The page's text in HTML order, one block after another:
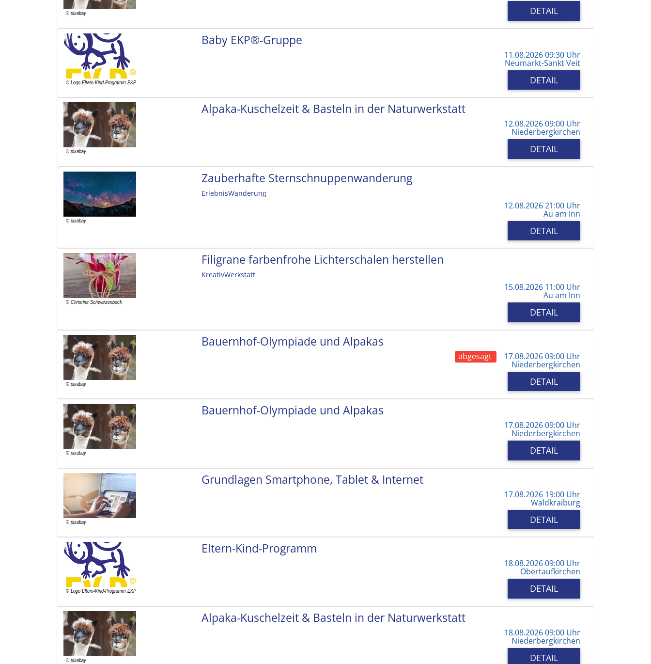
DETAIL
Baby EKP®-Gruppe
11.08.2026 09:30 Uhr
Neumarkt-Sankt Veit
DETAIL
Alpaka-Kuschelzeit & Basteln in der Naturwerkstatt
12.08.2026 09:00 Uhr
Niederbergkirchen
DETAIL
Zauberhafte Sternschnuppenwanderung
ErlebnisWanderung
12.08.2026 21:00 Uhr
Au am Inn
DETAIL
Filigrane farbenfrohe Lichterschalen herstellen
KreativWerkstatt
15.08.2026 11:00 Uhr
Au am Inn
DETAIL
Bauernhof-Olympiade und Alpakas
abgesagt 17.08.2026 09:00 Uhr
Niederbergkirchen
DETAIL
Bauernhof-Olympiade und Alpakas
17.08.2026 09:00 Uhr
Niederbergkirchen
DETAIL
Grundlagen Smartphone, Tablet & Internet
17.08.2026 19:00 Uhr
Waldkraiburg
DETAIL
Eltern-Kind-Programm
18.08.2026 09:00 Uhr
Obertaufkirchen
DETAIL
Alpaka-Kuschelzeit & Basteln in der Naturwerkstatt
18.08.2026 09:00 Uhr
Niederbergkirchen
DETAIL